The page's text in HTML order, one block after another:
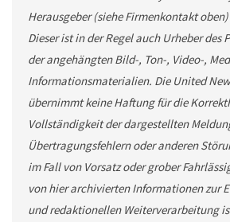
Herausgeber (siehe Firmenkontakt
Dieser ist in der Regel auch Urheber des
der angehängten Bild-, Ton-, Video-,
Informationsmaterialien. Die United
übernimmt keine Haftung für die
Vollständigkeit der dargestellten
Übertragungsfehlern oder anderen
im Fall von Vorsatz oder grober
von hier archivierten Informationen zur
und redaktionellen Weiterverarbeitung